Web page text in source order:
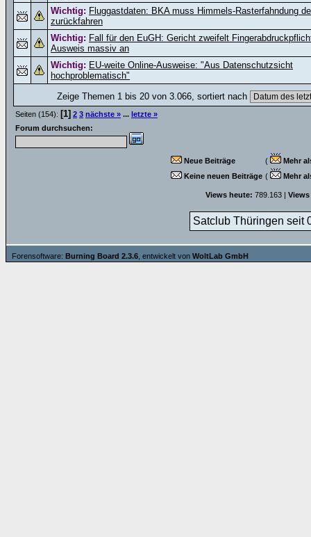
Wichtig: Fluggastdaten: BKA muss Himmels-Rasterfahndung
zurückfahren
Wichtig: Fall für den EuGH: Gericht zweifelt
Ausweis massiv an
Wichtig: EU-weite Online-Ausweise: "Aus Datenschutzsicht
hochproblematisch"
Zeige Themen 1 bis 20 von 3.066, sortiert nach
Seiten (154): [1] 2 3 nächste » ... letzte »
Forum durchsuchen:
Neue Beiträge (
Mehr
Keine neuen Beiträge ( Mehr
Views heute: 789.163 |
Satclub Thüringen seit
Forensoftware: Burning Board 2.3.6 , entwickelt von WoltLab GmbH